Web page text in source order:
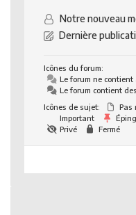
Notre nouveau
Dernière
Icônes du forum:
Le forum ne
Le forum contient
Icônes de sujet:
Pas
Important
Privé
Fermé